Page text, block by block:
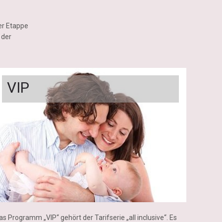
Etappe
VIP
Programm „VIP“ gehört der Tarifserie „all inclusive“. Es